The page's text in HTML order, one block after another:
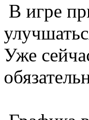
В игре
Уже